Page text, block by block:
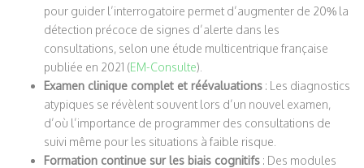
pour guider l’interrogatoire permet d’augmenter de 20% la
détection précoce de signes d’alerte dans les
consultations, selon une étude multicentrique française
publiée en 2021 (EM-Consulte).
Examen clinique complet et réévaluations : Les diagnostics
atypiques se révèlent souvent lors d’un nouvel examen,
d’où l’importance de programmer des consultations de
suivi même pour les situations à faible risque.
Formation continue sur les biais cognitifs : Des modules